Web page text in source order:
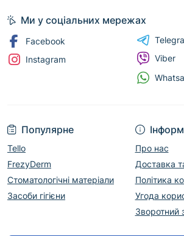
Популярне
Tello
FrezyDerm
Стоматологічні матеріали
Засоби гігієни
Про нас
Доставка
Політика
Угода
Зворотний
Ми у соціальних мережах
Facebook
Instagram
Viber